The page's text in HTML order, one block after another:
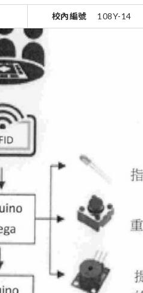
校內編號 108Y-14